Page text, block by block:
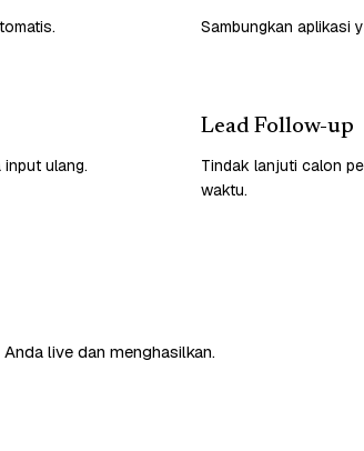
Sambungkan aplikasi
ulang.
Lead Follow-up
Tindak lanjuti calon
waktu.
live dan menghasilkan.